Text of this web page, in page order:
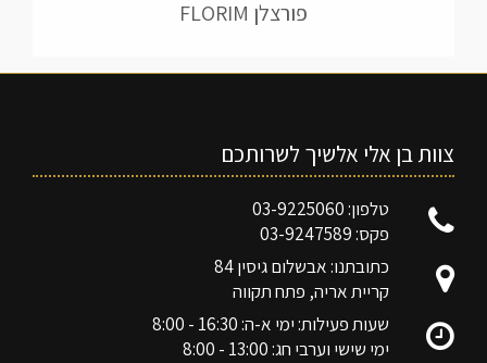
פורצלן FLORIM
צוות בן אלי אלשיך לשרותכם
טלפון: 03-9225060
פקס: 03-9247589
כתובתנו: אבשלום גיסין 84
קריית אריה, פתח תקווה
שעות פעילות: ימי א-ה: 16:30 - 8:00
ימי שישי וערבי חג: 13:00 - 8:00